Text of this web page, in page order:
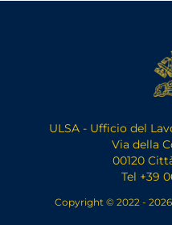
ULSA - Ufficio del
Via della
00120
Tel +39
Copyright © 2022 -